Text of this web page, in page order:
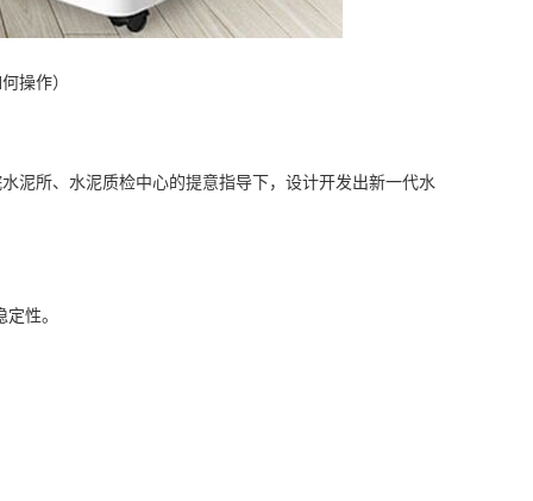
操作）
所、水泥质检中心的提意指导下，设计开发出新一代水
性。